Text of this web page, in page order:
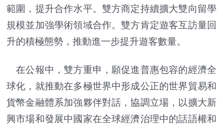
範圍，提升合作水平。雙方商定持續擴大雙向留學
規模並加強學術領域合作。雙方肯定遊客互訪量回
升的積極態勢，推動進一步提升遊客數量。
在公報中，雙方重申，願促進普惠包容的經濟全
球化，就推動在多極世界中形成公正的世界貿易和
貨幣金融體系加強夥伴對話，協調立場，以擴大新
興市場和發展中國家在全球經濟治理中的話語權和